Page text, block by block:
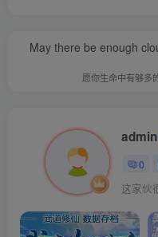
May there be enough
愿你生命中有够多
admin
0
这家伙